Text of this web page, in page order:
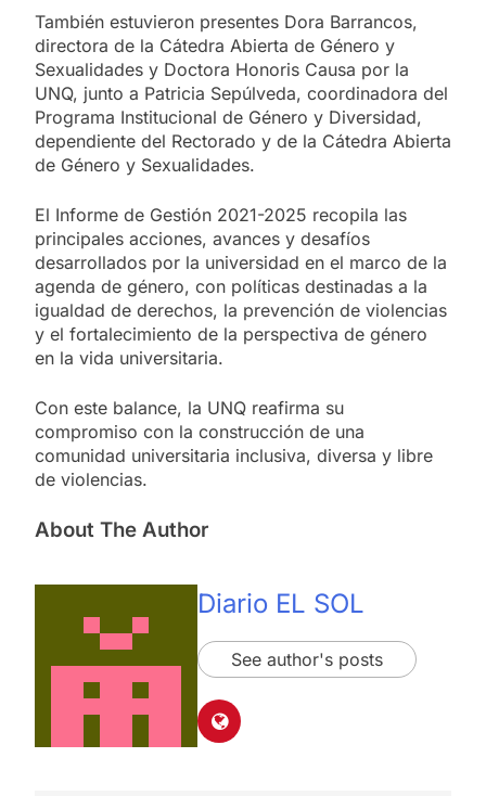
También estuvieron presentes Dora Barrancos,
directora de la Cátedra Abierta de Género y
Sexualidades y Doctora Honoris Causa por la
UNQ, junto a Patricia Sepúlveda, coordinadora del
Programa Institucional de Género y Diversidad,
dependiente del Rectorado y de la Cátedra Abierta
de Género y Sexualidades.
El Informe de Gestión 2021-2025 recopila las
principales acciones, avances y desafíos
desarrollados por la universidad en el marco de la
agenda de género, con políticas destinadas a la
igualdad de derechos, la prevención de violencias
y el fortalecimiento de la perspectiva de género
en la vida universitaria.
Con este balance, la UNQ reafirma su
compromiso con la construcción de una
comunidad universitaria inclusiva, diversa y libre
de violencias.
About The Author
Diario EL SOL
See author's posts